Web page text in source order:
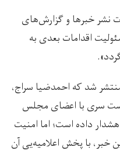
نشر خبرها و گزارش‌های
اقدامات بعدی به
شد که احمدضیا سراج،
سری با اعضای مجلس
داده است؛ اما امنیت
خبر، با پخش اعلامیه‌یی آن